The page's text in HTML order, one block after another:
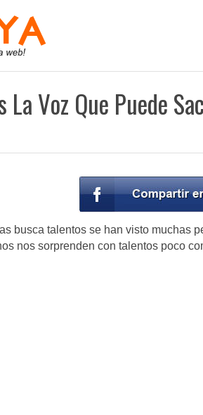
La Voz Que Puede
busca talentos se han visto muchas
nos sorprenden con talentos poco